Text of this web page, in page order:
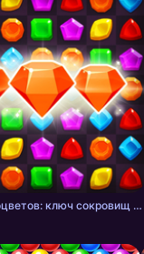
Тайна самоцветов: ключ сокровищ - три в ряд